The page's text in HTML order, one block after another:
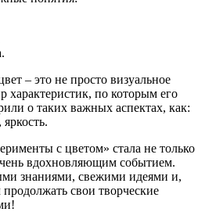
– это не просто визуальное
характеристик, по которым его
о таких важных аспектах, как:
яркость.
с цветом» стала не только
вдохновляющим событием.
знаниями, свежими идеями и,
свои творческие